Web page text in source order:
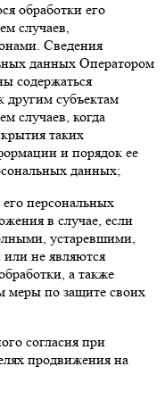
обработки его
случаев,
Сведения
данных Оператором
содержаться
другим субъектам
случаев, когда
таких
и порядок ее
данных;
персональных
в случае, если
устаревшими,
не являются
а также
меры по защите своих
согласия при
продвижения на